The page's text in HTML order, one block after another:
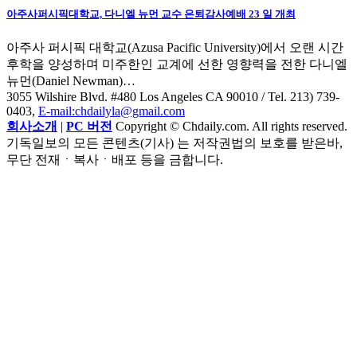
아주사퍼시픽대학교, 다니엘 뉴먼 교수 은퇴감사예배 23 일 개최
아주사 퍼시픽 대학교(Azusa Pacific University)에서 오랜 시간
후학을 양성하며 미주한인 교계에 선한 영향력을 전한 다니엘
뉴먼(Daniel Newman)…
3055 Wilshire Blvd. #480 Los Angeles CA 90010 / Tel. 213) 739-
0403, E-mail:chdailyla@gmail.com
회사소개 | PC 버전 Copyright © Chdaily.com. All rights reserved.
기독일보의 모든 콘텐츠(기사) 는 저작권법의 보호를 받은바,
무단 전재ㆍ복사ㆍ배포 등을 금합니다.